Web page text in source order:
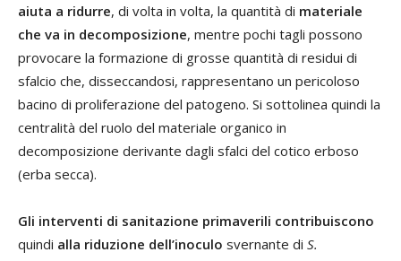
aiuta a ridurre, di volta in volta, la quantità di materiale
che va in decomposizione, mentre pochi tagli possono
provocare la formazione di grosse quantità di residui di
sfalcio che, disseccandosi, rappresentano un pericoloso
bacino di proliferazione del patogeno. Si sottolinea quindi la
centralità del ruolo del materiale organico in
decomposizione derivante dagli sfalci del cotico erboso
(erba secca).
Gli interventi di sanitazione primaverili contribuiscono
quindi alla riduzione dell’inoculo svernante di S.